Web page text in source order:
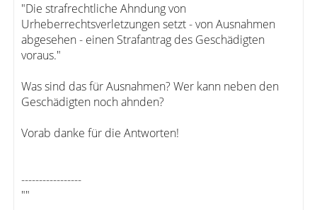
"Die strafrechtliche Ahndung von
Urheberrechtsverletzungen setzt - von Ausnahmen
abgesehen - einen Strafantrag des Geschädigten
voraus."
Was sind das für Ausnahmen? Wer kann neben den
Geschädigten noch ahnden?
Vorab danke für die Antworten!
-----------------
""